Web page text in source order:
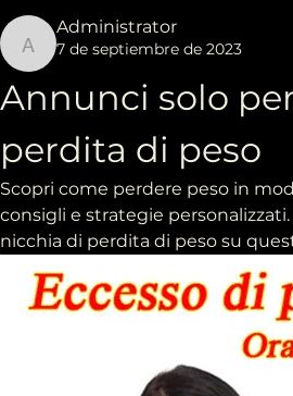
Administrator
Administrator
7 de septiembre de 2023
Annunci solo
perdita di peso
Scopri come perdere peso in
consigli e strategie
nicchia di perdita di peso su